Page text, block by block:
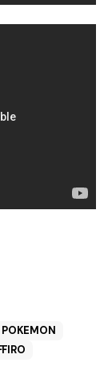
POKEMON